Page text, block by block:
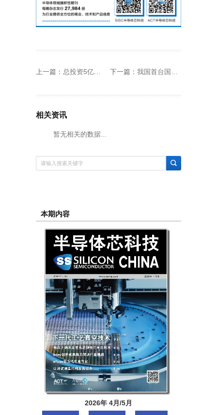
上一篇： 总投资5亿元，首芯半导体薄膜沉积设备项目主体封顶 下一篇： 我国首台国产场发射透射电子显微镜发布
相关资讯
暂无相关的数据...
本期内容
2026年 4月/5月